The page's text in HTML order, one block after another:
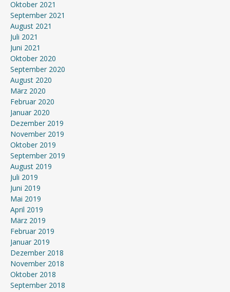
Oktober 2021
September 2021
August 2021
Juli 2021
Juni 2021
Oktober 2020
September 2020
August 2020
März 2020
Februar 2020
Januar 2020
Dezember 2019
November 2019
Oktober 2019
September 2019
August 2019
Juli 2019
Juni 2019
Mai 2019
April 2019
März 2019
Februar 2019
Januar 2019
Dezember 2018
November 2018
Oktober 2018
September 2018